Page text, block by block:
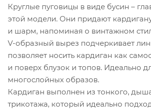
Круглые пуговицы в виде бусин –
этой модели. Они придают
и шарм, напоминая о винтажном
V-образный вырез подчеркивает
позволяет носить кардиган как
и поверх блузок и топов. Идеально
многослойных образов.
Кардиган выполнен из тонкого,
трикотажа, который идеально